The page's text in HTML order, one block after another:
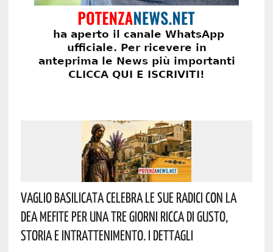
Vaglio Basilicata Celebra Le Sue Radici Con La
Dea Mefite Per Una Tre Giorni Ricca Di Gusto,
Storia E Intrattenimento. I Dettagli